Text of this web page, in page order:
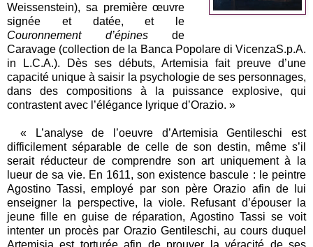
Weissenstein), sa première œuvre
signée et datée, et le
Couronnement d’épinesde
Caravage (collection de la Banca Popolare di VicenzaS.p.A.
in L.C.A.). Dès ses débuts, Artemisia fait preuve d’une
capacité unique à saisir la psychologie de ses personnages,
dans des compositions à la puissance explosive, qui
contrastent avec l’élégance lyrique d’Orazio. »
« L’analyse de l’oeuvre d’Artemisia Gentileschi est
difficilement séparable de celle de son destin, même s’il
serait réducteur de comprendre son art uniquement à la
lueur de sa vie. En 1611, son existence bascule : le peintre
Agostino Tassi, employé par son père Orazio afin de lui
enseigner la perspective, la viole. Refusant d’épouser la
jeune fille en guise de réparation, Agostino Tassi se voit
intenter un procès par Orazio Gentileschi, au cours duquel
Artemisia est torturée afin de prouver la véracité de ses